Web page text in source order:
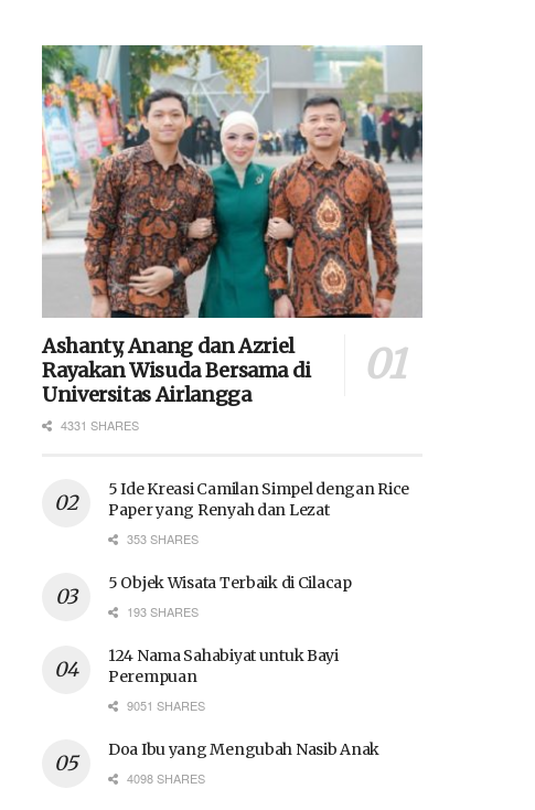
Ashanty, Anang dan Azriel
Rayakan Wisuda Bersama di
Universitas Airlangga
4331 SHARES
5 Ide Kreasi Camilan Simpel dengan Rice
Paper yang Renyah dan Lezat
353 SHARES
5 Objek Wisata Terbaik di Cilacap
193 SHARES
124 Nama Sahabiyat untuk Bayi
Perempuan
9051 SHARES
Doa Ibu yang Mengubah Nasib Anak
4098 SHARES